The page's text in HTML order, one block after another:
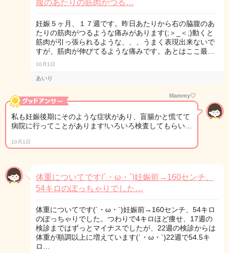
腹のあたりの筋肉がつる…
妊娠５ヶ月、１７週です。昨日あたりから右の脇腹のあ
たりの筋肉がつるような痛みがあります(;＞_＜;)動くと
筋肉が引っ張られるような、、、うまく表現出来ないで
すが、筋肉が伸びてるような痛みです。あとはここ最…
10月1日
あいり
Mammy♡
私も妊娠後期にそのような症状があり、盲腸かと慌てて
病院に行ってことがあります!いろいろ検査してもらい…
10月1日
体重についてです(´・ω・`)妊娠前→160センチ、
54キロのぽっちゃりでした…
体重についてです(´・ω・`)妊娠前→160センチ、54キロ
のぽっちゃりでした。つわりで4キロほど痩せ、17週の
検診まではずっとマイナスでしたが、22週の検診からは
体重が順調以上に増えています(´・ω・`)22週で54.5キ
ロ…